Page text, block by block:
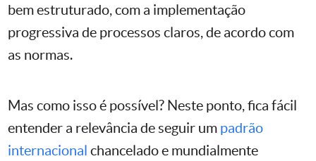
bem estruturado, com a implementação
progressiva de processos claros, de acordo com
as normas.
Mas como isso é possível? Neste ponto, fica fácil
entender a relevância de seguir um padrão
internacional chancelado e mundialmente